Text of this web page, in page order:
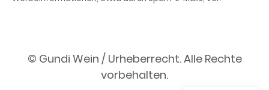
© Gundi Wein / Urheberrecht. Alle Rechte
vorbehalten.